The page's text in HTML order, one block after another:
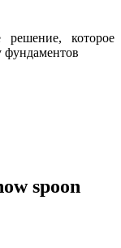
которое
фундаментов
spoon